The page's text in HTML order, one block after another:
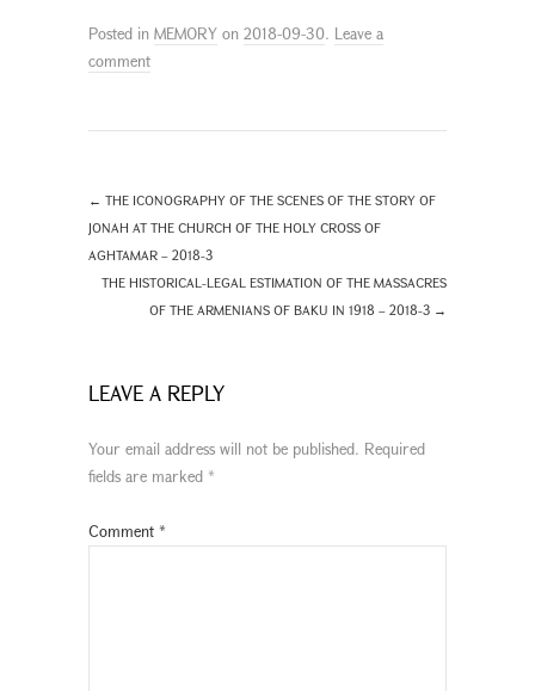
Posted in MEMORY on 2018-09-30. Leave a
comment
← THE ICONOGRAPHY OF THE SCENES OF THE STORY OF
JONAH AT THE CHURCH OF THE HOLY CROSS OF
AGHTAMAR – 2018-3
THE HISTORICAL-LEGAL ESTIMATION OF THE MASSACRES
OF THE ARMENIANS OF BAKU IN 1918 – 2018-3 →
LEAVE A REPLY
Your email address will not be published. Required
fields are marked *
Comment *